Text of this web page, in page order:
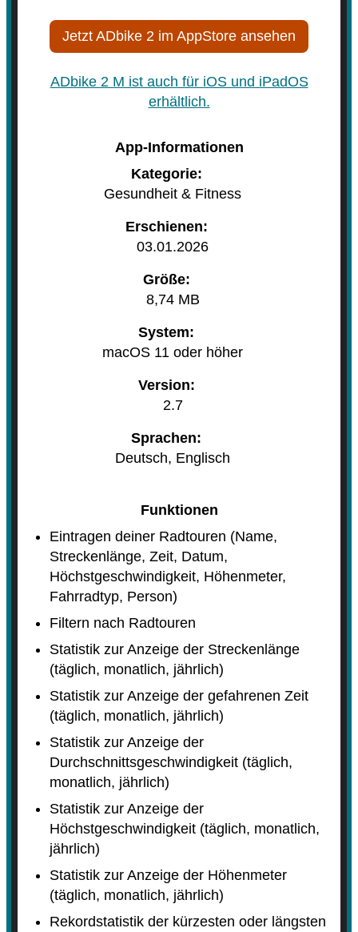
Jetzt ADbike 2 im AppStore ansehen
ADbike 2 M ist auch für iOS und iPadOS
erhältlich.
App-Informationen
Kategorie:
Gesundheit & Fitness
Erschienen:
03.01.2026
Größe:
8,74 MB
System:
macOS 11 oder höher
Version:
2.7
Sprachen:
Deutsch, Englisch
Funktionen
Eintragen deiner Radtouren (Name,
Streckenlänge, Zeit, Datum,
Höchstgeschwindigkeit, Höhenmeter,
Fahrradtyp, Person)
Filtern nach Radtouren
Statistik zur Anzeige der Streckenlänge
(täglich, monatlich, jährlich)
Statistik zur Anzeige der gefahrenen Zeit
(täglich, monatlich, jährlich)
Statistik zur Anzeige der
Durchschnittsgeschwindigkeit (täglich,
monatlich, jährlich)
Statistik zur Anzeige der
Höchstgeschwindigkeit (täglich, monatlich,
jährlich)
Statistik zur Anzeige der Höhenmeter
(täglich, monatlich, jährlich)
Rekordstatistik der kürzesten oder längsten